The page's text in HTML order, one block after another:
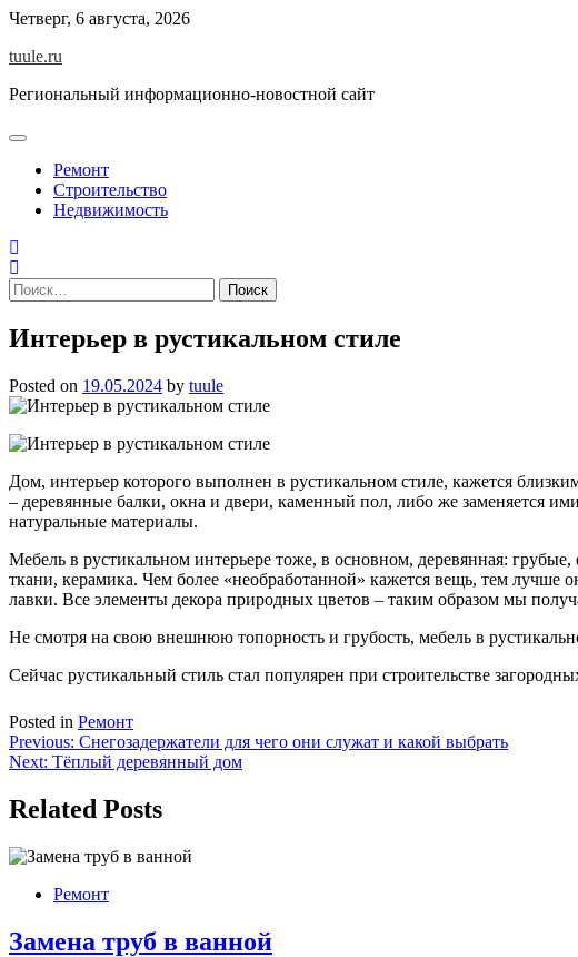
Skip
content
Четверг, 6 августа, 2026
tuule.ru
Региональный информационно-новостной сайт
Ремонт
Строительство
Недвижимость
Найти:
Интерьер в рустикальном стиле
Posted on 19.05.2024 by tuule
Дом, интерьер которого выполнен в рустикальном стиле, кажется
– деревянные балки, окна и двери, каменный пол, либо же заменяется
натуральные материалы.
Мебель в рустикальном интерьере тоже, в основном, деревянная:
ткани, керамика. Чем более «необработанной» кажется вещь, тем лучше
лавки. Все элементы декора природных цветов – таким образом мы
Не смотря на свою внешнюю топорность и грубость, мебель в
Сейчас рустикальный стиль стал популярен при строительстве
Posted in Ремонт
Навигация
по
записям
Previous: Снегозадержатели для чего они служат и какой выбрать
Next: Тёплый деревянный дом
Related Posts
Ремонт
Замена труб в ванной